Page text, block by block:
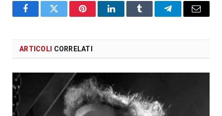
Facebook
X PinterestLinkedInTumblr TelegramEmail
ARTICOLI CORRELATI